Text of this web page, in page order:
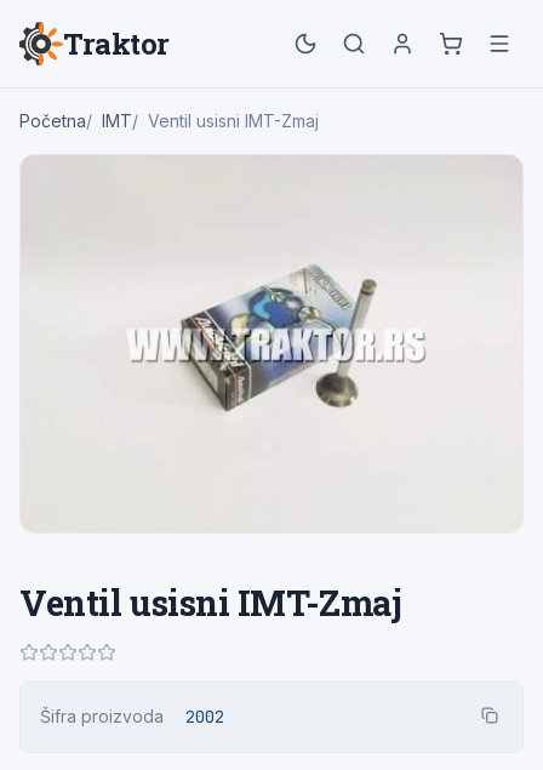
Traktor
Početna IMT Ventil usisni IMT-Zmaj
Ventil usisni IMT-Zmaj
Šifra proizvoda 2002